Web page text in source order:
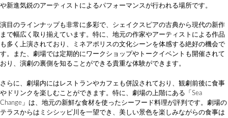
や新進気鋭のアーティストによるパフォーマンスが行われる場所です。
演目のラインナップも非常に多彩で、シェイクスピアの古典から現代の新作
まで幅広く取り揃えています。特に、地元の作家やアーティストによる作品
も多く上演されており、ミネアポリスの文化シーンを体感する絶好の機会で
す。また、劇場では定期的にワークショップやトークイベントも開催されて
おり、演劇の裏側を知ることができる貴重な体験ができます。
さらに、劇場内にはレストランやカフェも併設されており、観劇前後に食事
やドリンクを楽しむことができます。特に、劇場の上階にある「Sea
Change」は、地元の新鮮な食材を使ったシーフード料理が評判です。劇場の
テラスからはミシシッピ川を一望でき、美しい景色を楽しみながらの食事は